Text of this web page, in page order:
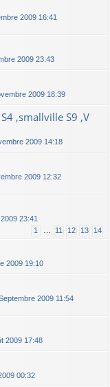
2009 16:41
2009 23:43
2009 18:39
,smallville S9 ,V
2009 14:18
2009 12:32
23:41
1 11 12 13 14
2009 19:10
2009 11:54
2009 17:48
00:32